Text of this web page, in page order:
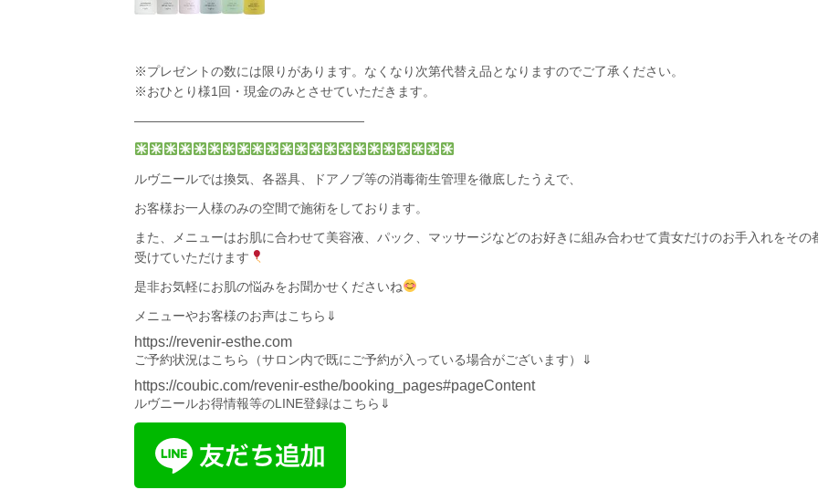
※プレゼントの数には限りがあります。 なくなり次第代替え品となりますのでご了承ください。
※おひとり様1回・現金のみとさせていただきます。
――――――――――――――――――
ルヴニールでは換気、各器具、ドアノブ等の消毒衛生管理を徹底したうえで、
お客様お一人様のみの空間で施術をしております。
また、メニューはお肌に合わせて美容液、パック、マッサージなどのお好きに組み合わせて貴女だけのお手入れをその
受けていただけます
是非お気軽にお肌の悩みをお聞かせくださいね
メニューやお客様のお声はこちら⇓
https://revenir-esthe.com
ご予約状況はこちら （サロン内で既にご予約が入っている場合がございます）⇓
https://coubic.com/revenir-esthe/booking_pages#pageContent
ルヴニールお得情報等のLINE登録はこちら⇓